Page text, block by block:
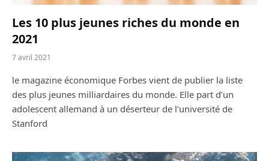
Les 10 plus jeunes riches du monde en
2021
7 avril 2021
le magazine économique Forbes vient de publier la liste
des plus jeunes milliardaires du monde. Elle part d’un
adolescent allemand à un déserteur de l’université de
Stanford